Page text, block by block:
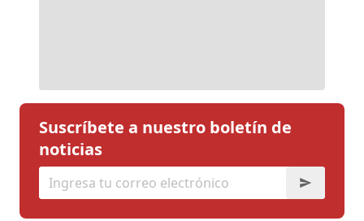
Suscríbete a nuestro boletín de
noticias